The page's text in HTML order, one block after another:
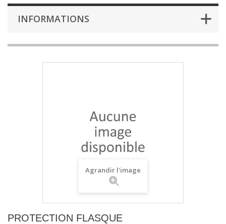
INFORMATIONS
Agrandir l'image
PROTECTION FLASQUE